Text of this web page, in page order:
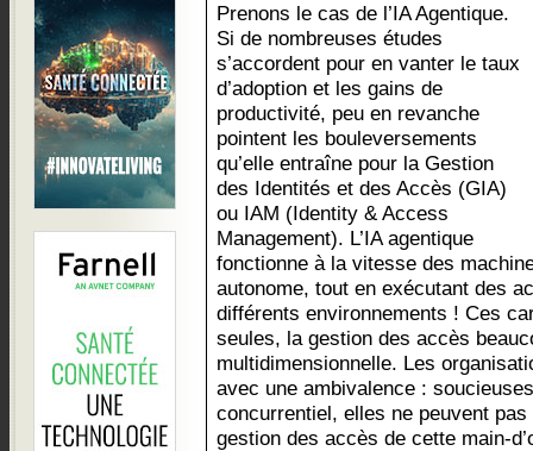
Prenons le cas de l’IA Agentique.
Si de nombreuses études
s’accordent pour en vanter le taux
d’adoption et les gains de
productivité, peu en revanche
pointent les bouleversements
qu’elle entraîne pour la Gestion
des Identités et des Accès (GIA)
ou IAM (Identity & Access
Management). L’IA agentique
fonctionne à la vitesse des
autonome, tout en exécutant des
différents environnements ! Ces
seules, la gestion des accès
multidimensionnelle. Les
avec une ambivalence :
concurrentiel, elles ne peuvent
gestion des accès de cette main-